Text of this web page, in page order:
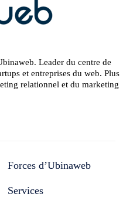
Leader du centre de
et entreprises du web. Plus
relationnel et du marketing
Forces d’Ubinaweb
Services